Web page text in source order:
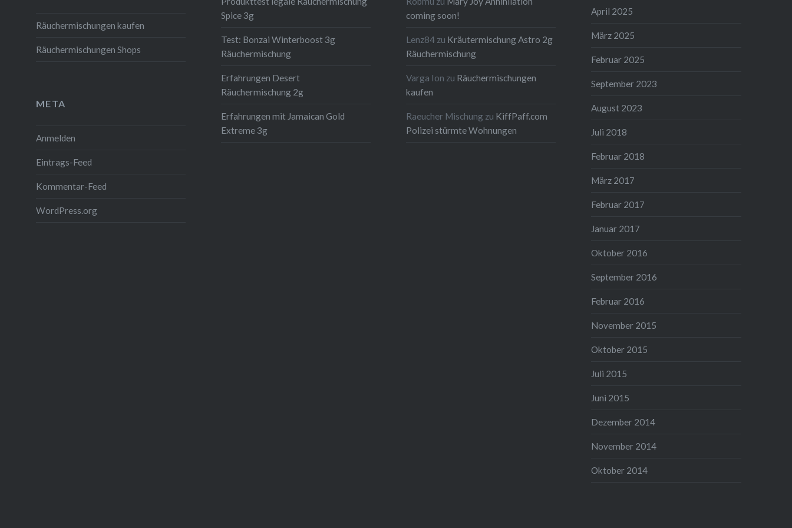
Spice 3g
Test: Bonzai Winterboost 3g
Räuchermischung
Erfahrungen Desert
Räuchermischung 2g
Erfahrungen mit Jamaican Gold
Extreme 3g
coming soon!
Lenz84 zu Kräutermischung Astro 2g
Räuchermischung
Varga Ion zu Räuchermischungen
kaufen
Raeucher Mischung zu KiffPaff.com
Polizei stürmte Wohnungen
April 2025
März 2025
Februar 2025
September 2023
August 2023
Juli 2018
Februar 2018
März 2017
Februar 2017
Januar 2017
Oktober 2016
September 2016
Februar 2016
November 2015
Oktober 2015
Juli 2015
Juni 2015
Dezember 2014
November 2014
Oktober 2014
Räuchermischungen kaufen
Räuchermischungen Shops
META
Anmelden
Eintrags-Feed
Kommentar-Feed
WordPress.org